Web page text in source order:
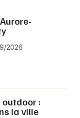
2026
outdoor :
la ville